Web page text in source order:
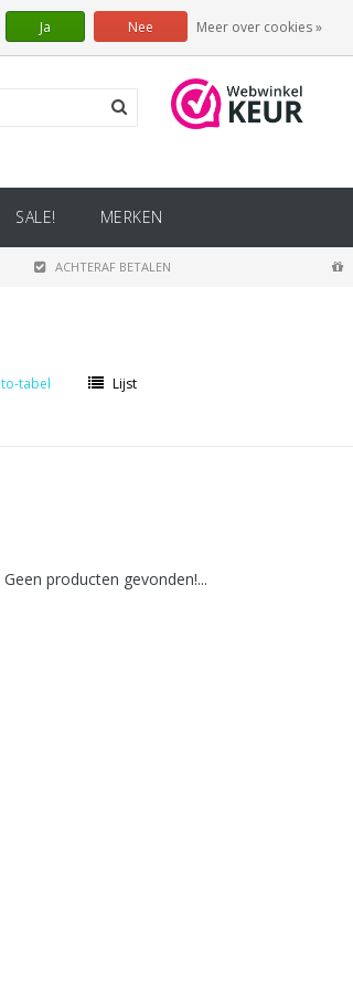
SALE! MERKEN
ACHTERAF BETALEN
tabel Lijst
Geen producten gevonden!...
Ja Nee Meer over cookies »